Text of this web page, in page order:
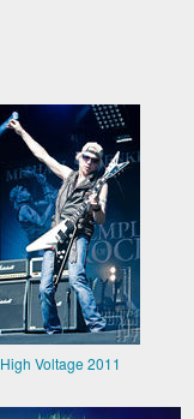
High Voltage 2011